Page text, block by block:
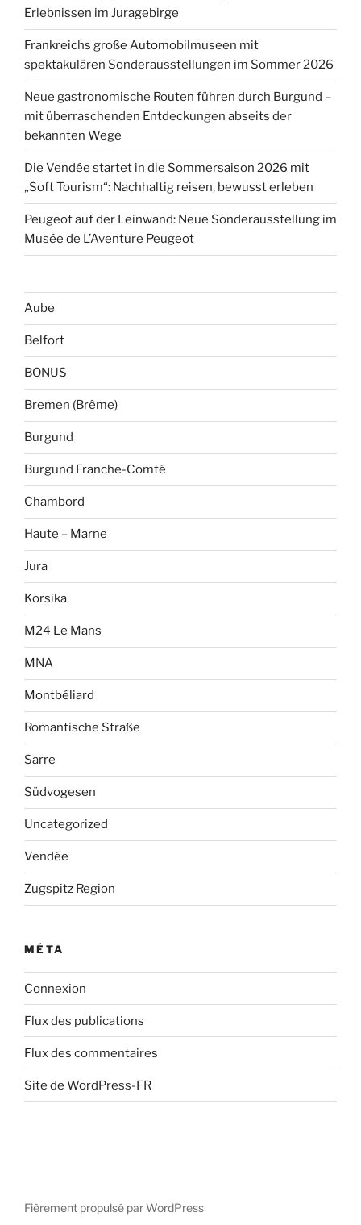
Erlebnissen im Juragebirge
Frankreichs große Automobilmuseen mit
spektakulären Sonderausstellungen im Sommer 2026
Neue gastronomische Routen führen durch Burgund –
mit überraschenden Entdeckungen abseits der
bekannten Wege
Die Vendée startet in die Sommersaison 2026 mit
„Soft Tourism“: Nachhaltig reisen, bewusst erleben
Peugeot auf der Leinwand: Neue Sonderausstellung im
Musée de L’Aventure Peugeot
Aube
Belfort
BONUS
Bremen (Brême)
Burgund
Burgund Franche-Comté
Chambord
Haute – Marne
Jura
Korsika
M24 Le Mans
MNA
Montbéliard
Romantische Straße
Sarre
Südvogesen
Uncategorized
Vendée
Zugspitz Region
MÉTA
Connexion
Flux des publications
Flux des commentaires
Site de WordPress-FR
Fièrement propulsé par WordPress